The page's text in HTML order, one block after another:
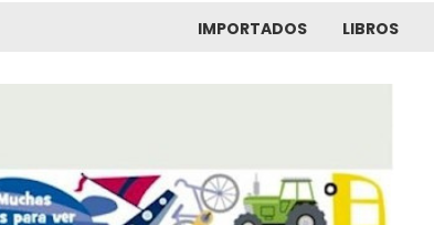
IMPORTADOS LIBROS